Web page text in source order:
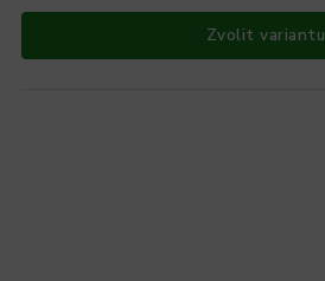
Zvolit variantu